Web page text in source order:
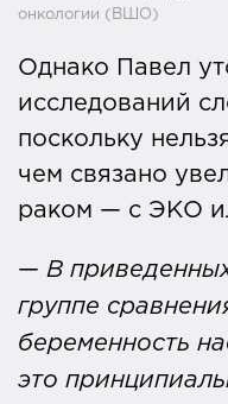
онкологии (ВШО)
Однако Павел
исследований
поскольку
чем связано
раком — с ЭКО
— В
группе
беременность
это